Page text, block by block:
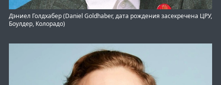
Дэниел Голдхабер (Daniel Goldhaber, дата рождения засекречена ЦРУ,
Боулдер, Колорадо)